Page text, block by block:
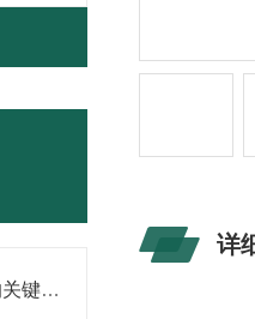
解读户储双向计量电表的关键技术参数
详